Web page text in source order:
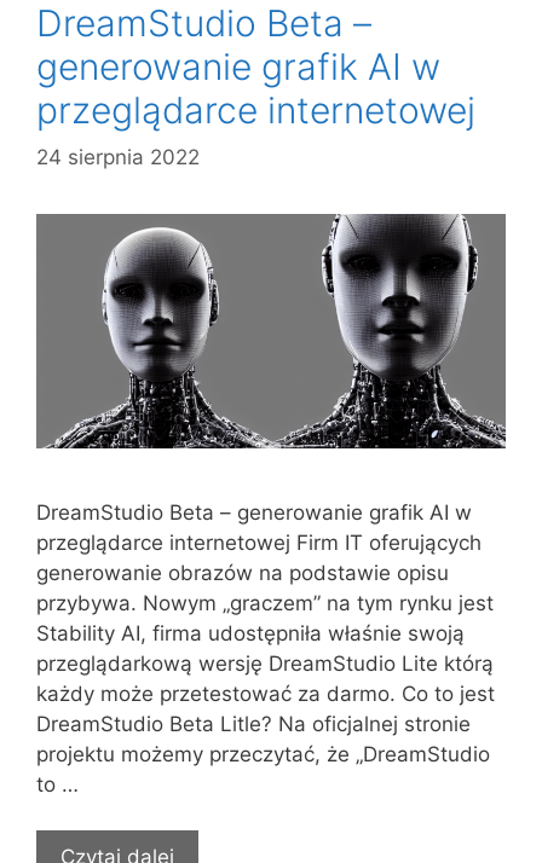
DreamStudio Beta –
generowanie grafik AI w
przeglądarce internetowej
24 sierpnia 2022
DreamStudio Beta – generowanie grafik AI w
przeglądarce internetowej Firm IT oferujących
generowanie obrazów na podstawie opisu
przybywa. Nowym „graczem” na tym rynku jest
Stability AI, firma udostępniła właśnie swoją
przeglądarkową wersję DreamStudio Lite którą
każdy może przetestować za darmo. Co to jest
DreamStudio Beta Litle? Na oficjalnej stronie
projektu możemy przeczytać, że „DreamStudio
to …
Czytaj dalej